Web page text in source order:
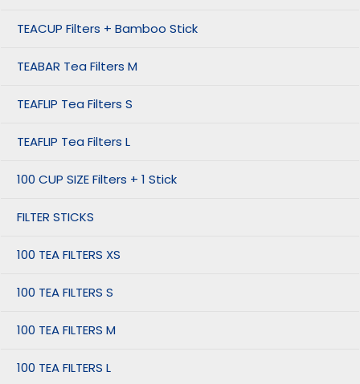
TEACUP Filters + Bamboo Stick
TEABAR Tea Filters M
TEAFLIP Tea Filters S
TEAFLIP Tea Filters L
100 CUP SIZE Filters + 1 Stick
FILTER STICKS
100 TEA FILTERS XS
100 TEA FILTERS S
100 TEA FILTERS M
100 TEA FILTERS L